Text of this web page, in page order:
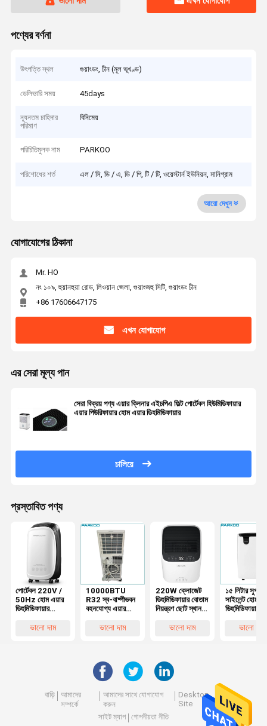
পণ্যের বর্ণনা
উৎপত্তি স্থল গুয়াংডং, চীন (মূল ভূখণ্ড)
ডেলিভারি সময় 45days
ন্যূনতম চাহিদার
পরিমাণ
বিনিমেয়
পরিচিতিমুলক নাম PARKOO
পরিশোধের শর্ত এল / সি, ডি / এ, ডি / পি, টি / টি, ওয়েস্টার্ন ইউনিয়ন, মানিগ্রাম
আরো দেখুন
যোগাযোগের ঠিকানা
Mr. HO
নং ১০৯, হুয়ানহুয়া রোড, লিওয়ান জেলা, গুয়াংজহু সিটি, গুয়াংডং চীন
+86 17606647175
এখন যোগাযোগ
এর সেরা মূল্য পান
সেরা বিক্রয় পণ্য এয়ার ক্লিনার এইচপিএ ফিল্ট পোর্টেবল হিউমিডিফায়ার
এয়ার পিউরিফায়ার হোম এয়ার ডিহমিডিফায়ার
চালিয়ে
প্রস্তাবিত পণ্য
পোর্টেবল 220V /
50Hz হোম এয়ার
ডিহুমিডিফায়ার
ফ্লো সহভালো দাম
10000BTU
R32 স্ব-বাষ্পীভবন
বহনযোগ্য এয়ার
ডিসপ্লে শিশু লক
ভালো দাম
220W ক্লোজেট
ডিহুমিডিফায়ার বোতাম
নিয়ন্ত্রণ ছোট স্থান
অবিচ্ছিন্ন নিষ্কাশন
ভালো দাম
১৫ লিটার সুপার
সাইলেন্ট হোম
ডিহুমিডিফায়ার
রেফ্রিজারেন্ট
ভালো দাম
বাড়ি
আমাদের
সম্পর্কে
আমাদের সাথে যোগাযোগ
করুন
Desktop
Site
সাইট ম্যাপ
গোপনীয়তা নীতি